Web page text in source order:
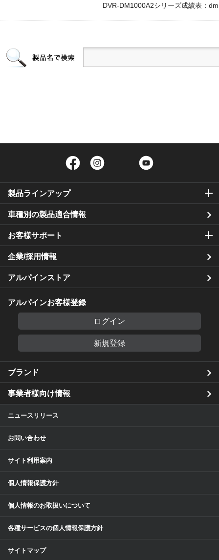
DVR-DM1000A2シリーズ成績表：
Facebook Twitter
製品ラインアップ
車種別の製品適合情報
お客様サポート
企業/採用情報
アルパインストア
アルパインお客様登録
ログイン
新規登録
ブランド
事業者様向け情報
ニュースリリース
お問い合わせ
サイト利用案内
個人情報保護方針
個人情報のお取扱いについて
各種サービスの個人情報保護方針
サイトマップ